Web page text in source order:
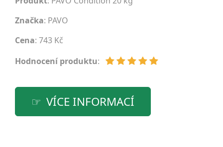
Značka: PAVO
Cena: 743 Kč
Hodnocení produktu:
VÍCE INFORMACÍ